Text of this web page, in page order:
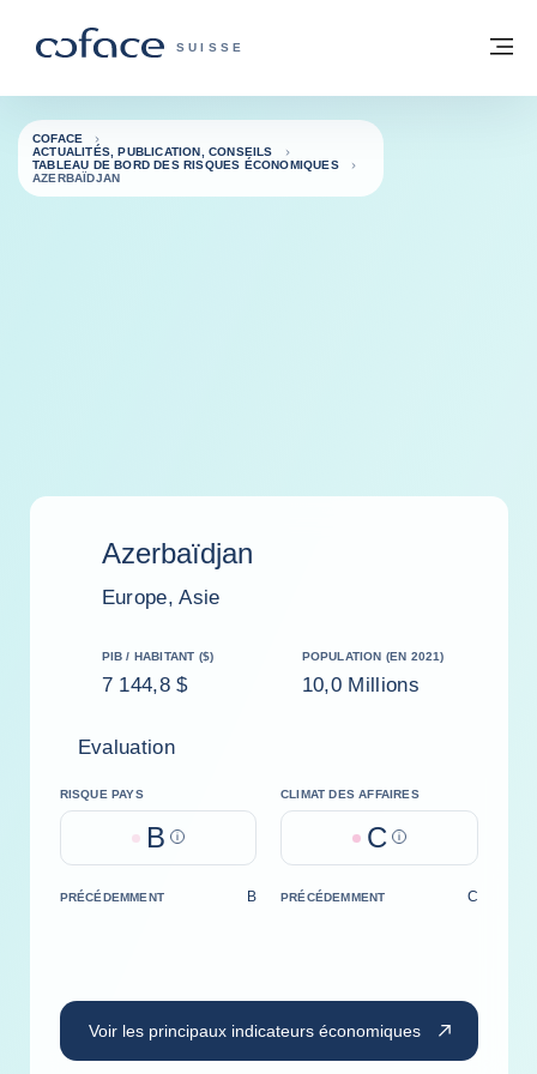
COFACE, FOR TRADE - PAGE
SUISSE
Retour à la page d'accueil
COFACE
ACTUALITÉS, PUBLICATION, CONSEILS
TABLEAU DE BORD DES RISQUES ÉCONOMIQUES
AZERBAÏDJAN
Azerbaïdjan
Europe, Asie
PIB / HABITANT ($)
7 144,8 $
POPULATION (EN 2021)
10,0 Millions
Evaluation
RISQUE PAYS
B Help
CLIMAT DES AFFAIRES
C Help
PRÉCÉDEMMENT B PRÉCÉDEMMENT C
Voir les principaux indicateurs économiques